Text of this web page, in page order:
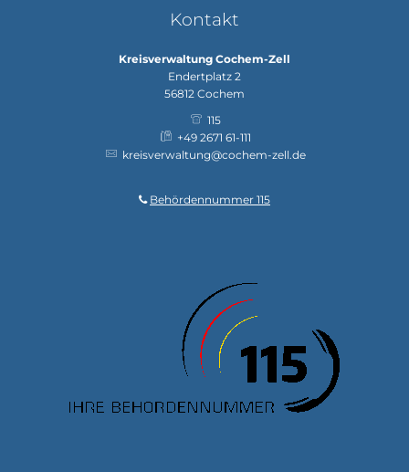
Kontakt
Kreisverwaltung Cochem-Zell
Endertplatz 2
56812 Cochem
115
+49 2671 61-111
kreisverwaltung@cochem-zell.de
Behördennummer 115